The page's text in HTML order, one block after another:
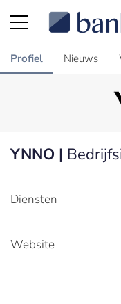
Profiel Nieuws
YNNO |
Diensten
Website